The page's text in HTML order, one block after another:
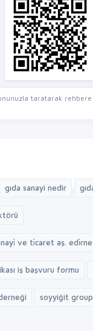
taratarak rehbere
gıda sanayi nedir
ve ti̇caret aş. edi̇rne
iş başvuru formu
soyyiğit group